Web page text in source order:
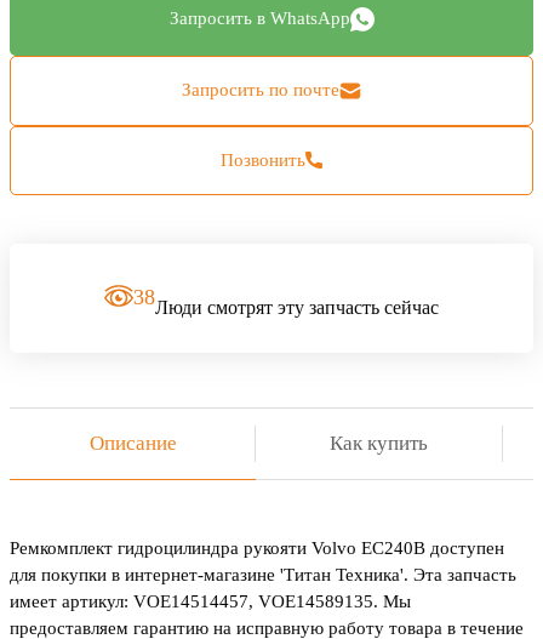
Запросить в WhatsApp
Запросить по почте
Позвонить
38Люди смотрят эту запчасть сейчас
Описание Как купить
Ремкомплект гидроцилиндра рукояти Volvo EC240B доступен
для покупки в интернет-магазине 'Титан Техника'. Эта запчасть
имеет артикул: VOE14514457, VOE14589135. Мы
предоставляем гарантию на исправную работу товара в течение